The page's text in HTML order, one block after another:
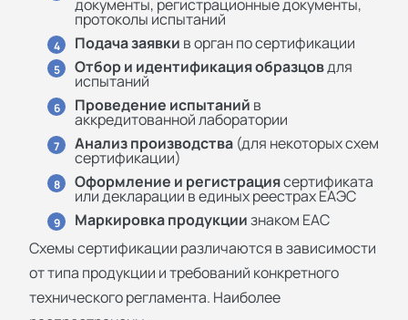
документы, регистрационные документы,
протоколы испытаний
4 Подача заявки в орган по сертификации
5 Отбор и идентификация образцовдля
испытаний
6 Проведение испытаний в
аккредитованной лаборатории
7 Анализ производства (для некоторых схем
сертификации)
8 Оформление и регистрациясертификата
или декларации в единых реестрах ЕАЭС
9 Маркировка продукциизнаком ЕАС
Схемы сертификации различаются в зависимости
от типа продукции и требований конкретного
технического регламента. Наиболее